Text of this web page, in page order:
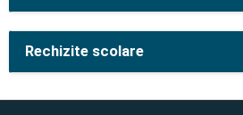
Rechizite scolare